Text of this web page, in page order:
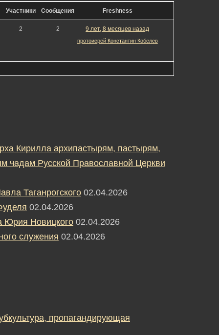
Участники Сообщения Freshness
2 2 9 лет, 8 месяцев назад
протоиерей Константин Кобелев
Кирилла архипастырям, пастырям,
чадам Русской Православной Церкви
Таганрогского 02.04.2026
02.04.2026
Юрия Новицкого 02.04.2026
служения 02.04.2026
пропагандирующая